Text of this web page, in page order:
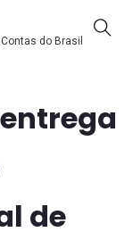
do Brasil
de